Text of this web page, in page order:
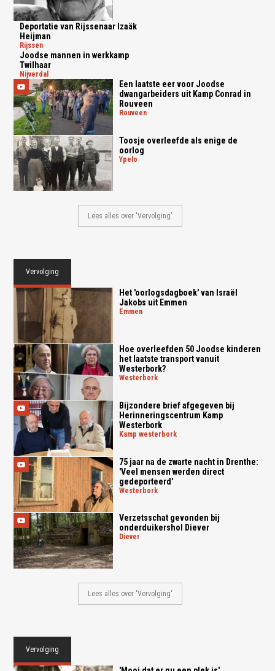
Deportatie van Rijssenaar Izaäk
Heijman
rijssen
Joodse mannen in werkkamp
Twilhaar
nijverdal
Een laatste eer voor Joodse
dwangarbeiders uit Kamp Conrad in
Rouveen
rouveen
Toosje overleefde als enige de
oorlog
ypelo
Lees alles over 'Vervolging'
Vervolging
Het 'oorlogsdagboek' van Israël
Jakobs uit Emmen
emmen
Hoe overleefden 50 Joodse kinderen
het laatste transport vanuit
Westerbork?
westerbork
Bijzondere brief afgegeven bij
Herinneringscentrum Kamp
Westerbork
kamp westerbork
75 jaar na de zwarte nacht in Drenthe:
'Veel mensen werden direct
gedeporteerd'
westerbork
Verzetsschat gevonden bij
onderduikershol Diever
diever
Lees alles over 'Vervolging'
Vervolging